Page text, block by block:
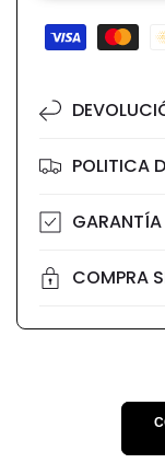
Formas
de
POLITICA
COMPRA